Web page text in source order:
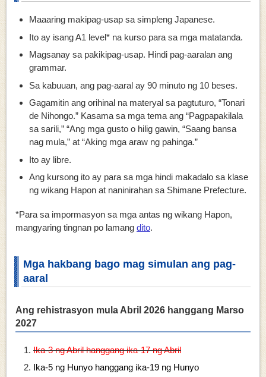
Maaaring makipag-usap sa simpleng Japanese.
Ito ay isang A1 level* na kurso para sa mga matatanda.
Magsanay sa pakikipag-usap. Hindi pag-aaralan ang
grammar.
Sa kabuuan, ang pag-aaral ay 90 minuto ng 10 beses.
Gagamitin ang orihinal na materyal sa pagtuturo, “Tonari
de Nihongo.” Kasama sa mga tema ang “Pagpapakilala
sa sarili,” “Ang mga gusto o hilig gawin, “Saang bansa
nag mula,” at “Aking mga araw ng pahinga.”
Ito ay libre.
Ang kursong ito ay para sa mga hindi makadalo sa klase
ng wikang Hapon at naninirahan sa Shimane Prefecture.
*Para sa impormasyon sa mga antas ng wikang Hapon,
mangyaring tingnan po lamang dito.
Mga hakbang bago mag simulan ang pag-
aaral
Ang rehistrasyon mula Abril 2026 hanggang Marso
2027
Ika-3 ng Abril hanggang ika-17 ng Abril
Ika-5 ng Hunyo hanggang ika-19 ng Hunyo